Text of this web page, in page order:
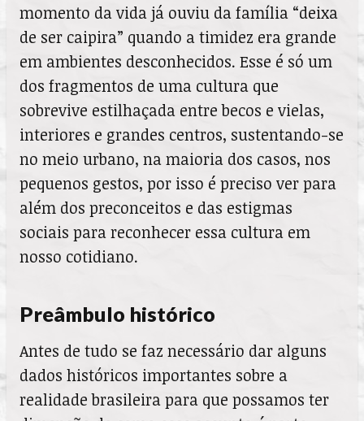
momento da vida já ouviu da família “deixa
de ser caipira” quando a timidez era grande
em ambientes desconhecidos. Esse é só um
dos fragmentos de uma cultura que
sobrevive estilhaçada entre becos e vielas,
interiores e grandes centros, sustentando-se
no meio urbano, na maioria dos casos, nos
pequenos gestos, por isso é preciso ver para
além dos preconceitos e das estigmas
sociais para reconhecer essa cultura em
nosso cotidiano.
Preâmbulo histórico
Antes de tudo se faz necessário dar alguns
dados históricos importantes sobre a
realidade brasileira para que possamos ter